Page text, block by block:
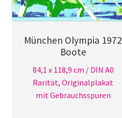
München Olympia 1972
Boote
84,1 x 118,9 cm / DIN A0
Rarität, Originalplakat
mit Gebrauchsspuren